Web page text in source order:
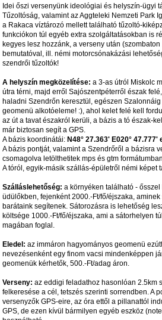
Idei őszi versenyünk ideológiai és helyszín-ügyi
Tűzoltóság, valamint az Aggteleki Nemzeti Park
a Rakaca víztározó mellett található tűzoltó-
funkciókon túl egyéb extra szolgáltatásokban is
kegyes lesz hozzánk, a verseny után
bemutatóval, ill. némi motorcsónakázási
szendrői tűzoltók!
A helyszín megközelítése: a 3-as útról Miskolc
útra térni, majd erről Sajószentpéterről észak
haladni Szendrőn keresztül, egészen
geomenü alkotóeleme! :), ahol kelet felé kell
az út a tavat északról kerüli, a bázis a tó észak-
már biztosan segít a GPS.
A bázis koordinátái: N48° 27.363' E020° 47.777'
A bázis pontját, valamint a Szendrőről a bázisra
csomagolva letölthetitek mps és gtm formátumban
A tóról, egyik-másik szállás-épületről némi képet
Szálláslehetőség: a környéken található -
üdülőkben, fejenként 2000.-Ft/fő/éjszaka,
barátaink segítenek. Sátorozásra is lehetőség
költsége 1000.-Ft/fő/éjszaka, ami a sátorhelyen
magában foglal.
Eledel: az immáron hagyományos geomenü
nevezésenként egy finom vacsi mindenképpen
geomenük kérhetők, 500.-Ft/adag áron.
Verseny: az eddigi feladathoz hasonlóan 2.5km
felkeresése a cél, tetszés szerinti sorrendben. A
versenyzők GPS-eire, az óra ettől a pillanattól
GPS, de ezen kívül bármilyen egyéb eszköz